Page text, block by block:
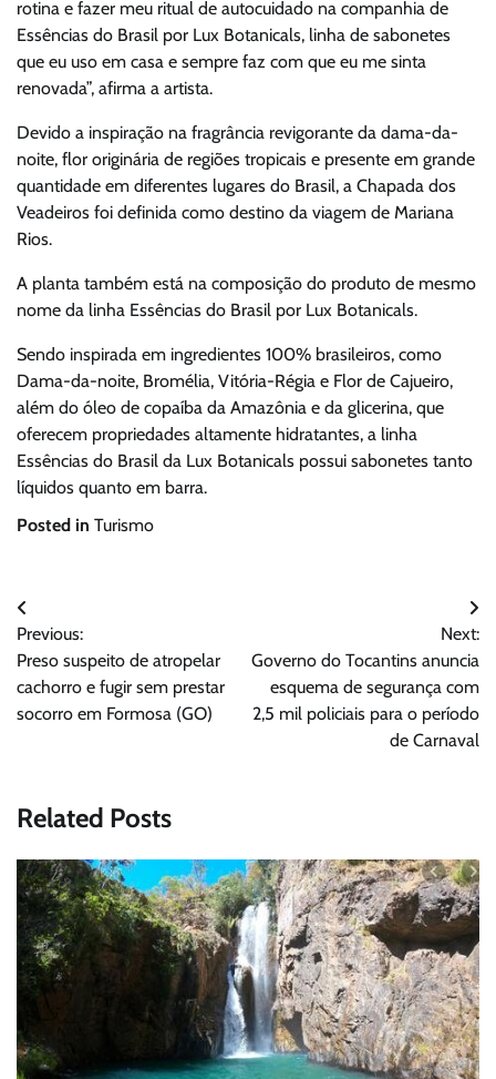
rotina e fazer meu ritual de autocuidado na companhia de
Essências do Brasil por Lux Botanicals, linha de sabonetes
que eu uso em casa e sempre faz com que eu me sinta
renovada”, afirma a artista.
Devido a inspiração na fragrância revigorante da dama-da-
noite, flor originária de regiões tropicais e presente em grande
quantidade em diferentes lugares do Brasil, a Chapada dos
Veadeiros foi definida como destino da viagem de Mariana
Rios.
A planta também está na composição do produto de mesmo
nome da linha Essências do Brasil por Lux Botanicals.
Sendo inspirada em ingredientes 100% brasileiros, como
Dama-da-noite, Bromélia, Vitória-Régia e Flor de Cajueiro,
além do óleo de copaíba da Amazônia e da glicerina, que
oferecem propriedades altamente hidratantes, a linha
Essências do Brasil da Lux Botanicals possui sabonetes tanto
líquidos quanto em barra.
Posted in Turismo
Navegação
de
Post
Previous:
Preso suspeito de atropelar
cachorro e fugir sem prestar
socorro em Formosa (GO)
Next:
Governo do Tocantins anuncia
esquema de segurança com
2,5 mil policiais para o período
de Carnaval
Related Posts